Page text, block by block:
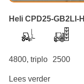
Heli CPD25-GB2LI-H
4800, triplo 2500
Lees verder